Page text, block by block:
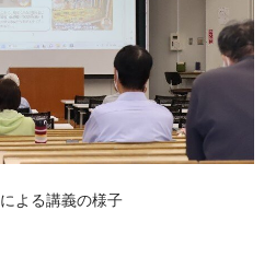
よる講義の様子